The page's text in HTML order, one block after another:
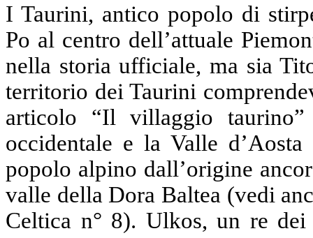
I Taurini, antico popolo di
Po al centro dell’attuale
nella storia ufficiale, ma sia
territorio dei Taurini
articolo “Il villaggio
occidentale e la Valle
popolo alpino dall’origine
valle della Dora Baltea (vedi
Celtica n° 8). Ulkos, un re